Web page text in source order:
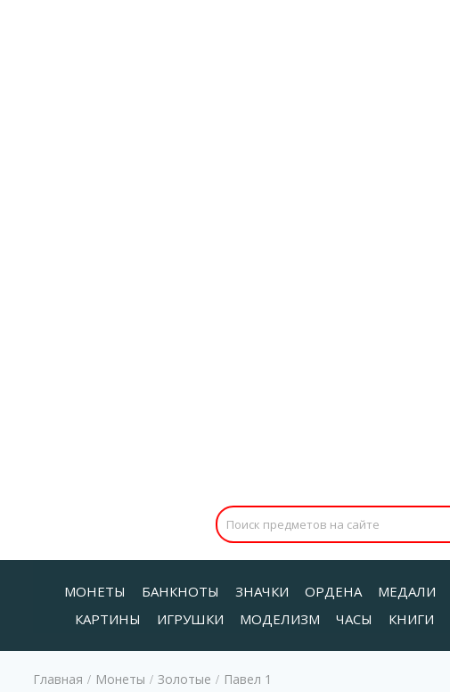
МОНЕТЫ БАНКНОТЫ ЗНАЧКИ ОРДЕНА МЕДАЛИ
КАРТИНЫ
ИГРУШКИ МОДЕЛИЗМ ЧАСЫ КНИГИ
Главная / Монеты / Золотые / Павел 1